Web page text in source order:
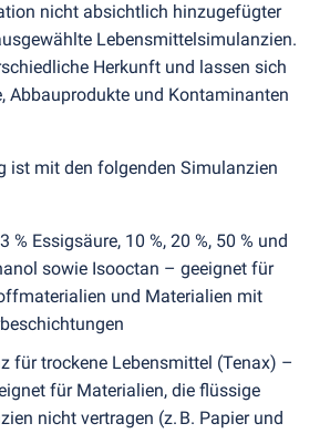
nicht absichtlich hinzugefügter
Lebensmittelsimulanzien.
Herkunft und lassen sich
Abbauprodukte und Kontaminanten
ist mit den folgenden Simulanzien
% Essigsäure, 10 %, 20 %, 50 % und
sowie Isooctan – geeignet für
und Materialien mit
für trockene Lebensmittel (Tenax) –
für Materialien, die flüssige
nicht vertragen (z. B. Papier und